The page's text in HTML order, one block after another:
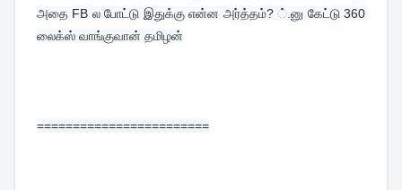
அதை FB ல போட்டு இதுக்கு என்ன அர்த்தம்? ்.னு கேட்டு 360
லைக்ஸ் வாங்குவான் தமிழன்
========================